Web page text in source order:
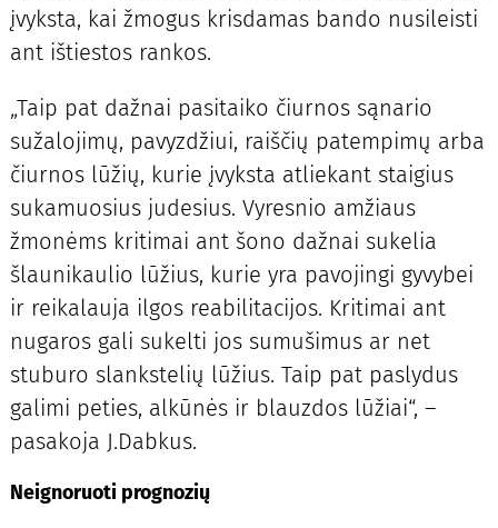
įvyksta, kai žmogus krisdamas bando nusileisti
ant ištiestos rankos.
„Taip pat dažnai pasitaiko čiurnos sąnario
sužalojimų, pavyzdžiui, raiščių patempimų arba
čiurnos lūžių, kurie įvyksta atliekant staigius
sukamuosius judesius. Vyresnio amžiaus
žmonėms kritimai ant šono dažnai sukelia
šlaunikaulio lūžius, kurie yra pavojingi gyvybei
ir reikalauja ilgos reabilitacijos. Kritimai ant
nugaros gali sukelti jos sumušimus ar net
stuburo slankstelių lūžius. Taip pat paslydus
galimi peties, alkūnės ir blauzdos lūžiai“, –
pasakoja J.Dabkus.
Neignoruoti prognozių